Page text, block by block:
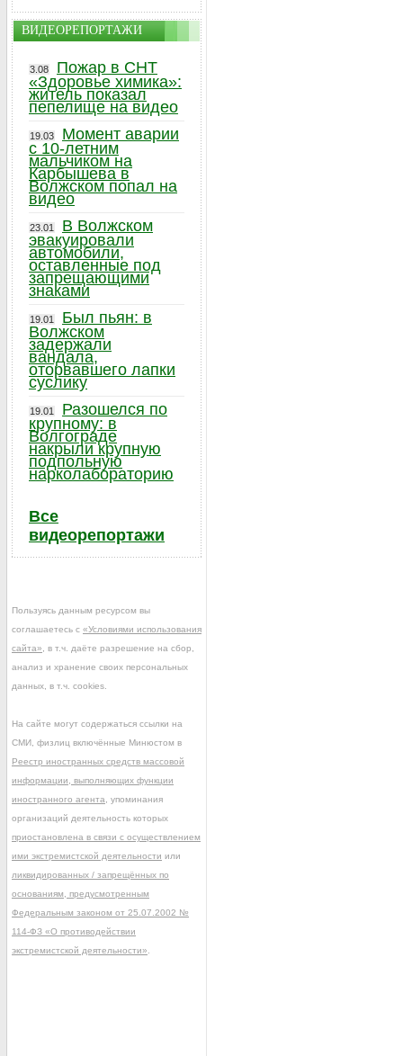
ВИДЕОРЕПОРТАЖИ
3.08
Пожар в СНТ
«Здоровье химика»:
житель показал
пепелище на видео
19.03
Момент аварии
с 10-летним
мальчиком на
Карбышева в
Волжском попал на
видео
23.01
В Волжском
эвакуировали
автомобили,
оставленные под
запрещающими
знаками
19.01
Был пьян: в
Волжском
задержали
вандала,
оторвавшего лапки
суслику
19.01
Разошелся по
крупному: в
Волгограде
накрыли крупную
подпольную
нарколабораторию
Все
видеорепортажи
Пользуясь данным ресурсом вы
соглашаетесь с «Условиями использования
сайта» , в т.ч. даёте разрешение на сбор,
анализ и хранение своих персональных
данных, в т.ч. cookies.
На сайте могут содержаться ссылки на
СМИ, физлиц включённые Минюстом в
Реестр иностранных средств массовой
информации, выполняющих функции
иностранного агента , упоминания
организаций деятельность которых
приостановлена в связи с осуществлением
ими экстремистской деятельности или
ликвидированных / запрещённых по
основаниям, предусмотренным
Федеральным законом от 25.07.2002 №
114-ФЗ «О противодействии
экстремистской деятельности»